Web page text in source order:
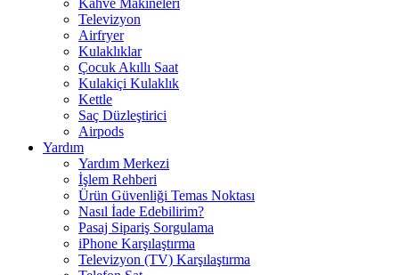
Kahve Makineleri
Televizyon
Airfryer
Kulaklıklar
Çocuk Akıllı Saat
Kulakiçi Kulaklık
Kettle
Saç Düzleştirici
Airpods
Yardım
Yardım Merkezi
İşlem Rehberi
Ürün Güvenliği Temas Noktası
Nasıl İade Edebilirim?
Pasaj Sipariş Sorgulama
iPhone Karşılaştırma
Televizyon (TV) Karşılaştırma